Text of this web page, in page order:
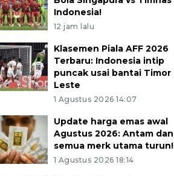
Indonesia!
12 jam lalu
Klasemen Piala AFF 2026
Terbaru: Indonesia intip
puncak usai bantai Timor
Leste
1 Agustus 2026 14:07
Update harga emas awal
Agustus 2026: Antam dan
semua merk utama turun!
1 Agustus 2026 18:14